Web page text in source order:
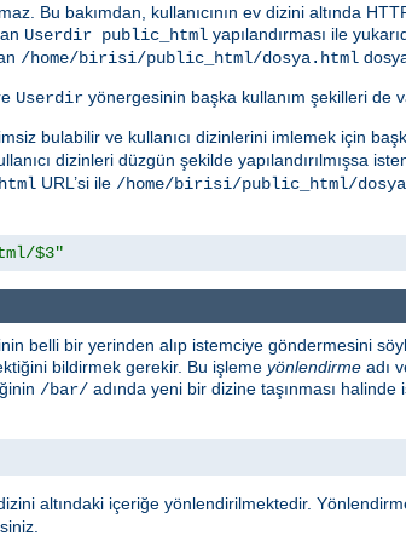
Bu bakımdan, kullanıcının ev dizini altında
Userdir public_html yapılandırması ile
/home/birisi/public_html/dosya.html
Userdir yönergesinin başka kullanım şekilleri de
bulabilir ve kullanıcı dizinlerini imlemek için
dizinleri düzgün şekilde yapılandırılmışsa
URL’si ile /home/birisi/public_html/
$3"
belli bir yerinden alıp istemciye göndermesini
bildirmek gerekir. Bu işleme yönlendirme adı
/bar/ adında yeni bir dizine taşınması
altındaki içeriğe yönlendirilmektedir.